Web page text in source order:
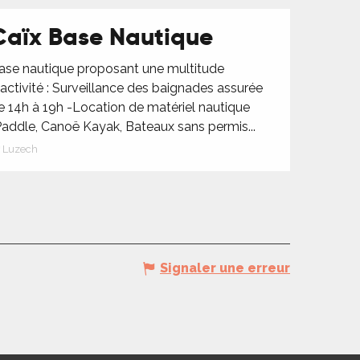
Base Nautique
nautique proposant une multitude
: Surveillance des baignades assurée
14h à 19h -Location de matériel nautique
Canoë Kayak, Bateaux sans permis...
Luzech
Signaler une erreur